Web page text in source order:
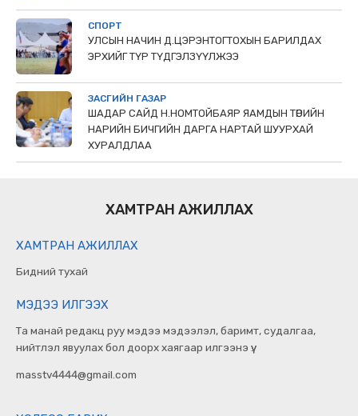
СПОРТ
УЛСЫН НАЧИН Д.ЦЭРЭНТОГТОХЫН БАРИЛДАХ
ЭРХИЙГ ТҮР ТҮДГЭЛЗҮҮЛЖЭЭ
ЗАСГИЙН ГАЗАР
ШАДАР САЙД Н.НОМТОЙБАЯР ЯАМДЫН ТӨРИЙН
НАРИЙН БИЧГИЙН ДАРГА НАРТАЙ ШУУРХАЙ
ХУРАЛДЛАА
ХАМТРАН АЖИЛЛАХ
ХАМТРАН АЖИЛЛАХ
Бидний тухай
МЭДЭЭ ИЛГЭЭХ
Та манай редакц руу мэдээ мэдээлэл, баримт, судалгаа,
нийтлэл явуулах бол доорх хаягаар илгээнэ үү.
masstv4444@gmail.com